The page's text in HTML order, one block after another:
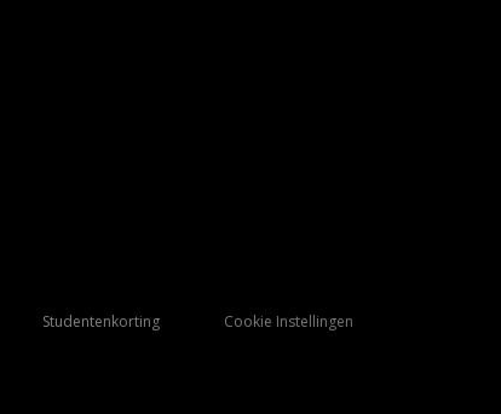
Studentenkorting Cookie Instellingen